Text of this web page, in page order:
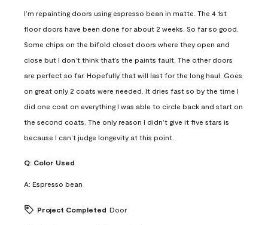
I’m repainting doors using espresso bean in matte. The 4 1st
floor doors have been done for about 2 weeks. So far so good.
Some chips on the bifold closet doors where they open and
close but I don’t think that’s the paints fault. The other doors
are perfect so far. Hopefully that will last for the long haul. Goes
on great only 2 coats were needed. It dries fast so by the time I
did one coat on everything I was able to circle back and start on
the second coats. The only reason I didn’t give it five stars is
because I can’t judge longevity at this point.
Q: Color Used
A: Espresso bean
Project Completed Door